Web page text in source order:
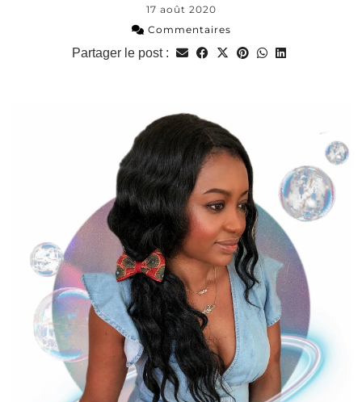
17 août 2020
Commentaires
Partager le post :